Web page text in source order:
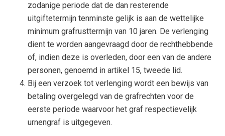
zodanige periode dat de dan resterende
uitgiftetermijn tenminste gelijk is aan de wettelijke
minimum grafrusttermijn van 10 jaren. De verlenging
dient te worden aangevraagd door de rechthebbende
of, indien deze is overleden, door een van de andere
personen, genoemd in artikel 15, tweede lid.
Bij een verzoek tot verlenging wordt een bewijs van
betaling overgelegd van de grafrechten voor de
eerste periode waarvoor het graf respectievelijk
urnengraf is uitgegeven.